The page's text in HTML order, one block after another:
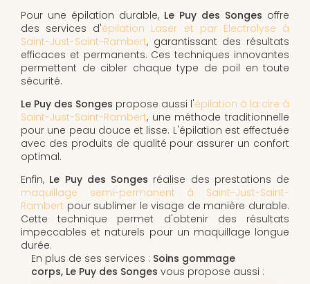
Pour une épilation durable, Le Puy des Songes offre
des services d'épilation Laser et par Electrolyse à
Saint-Just-Saint-Rambert, garantissant des résultats
efficaces et permanents. Ces techniques innovantes
permettent de cibler chaque type de poil en toute
sécurité.
Le Puy des Songes propose aussi l'épilation à la cire à
Saint-Just-Saint-Rambert, une méthode traditionnelle
pour une peau douce et lisse. L'épilation est effectuée
avec des produits de qualité pour assurer un confort
optimal.
Enfin, Le Puy des Songes réalise des prestations de
maquillage semi-permanent à Saint-Just-Saint-
Rambert pour sublimer le visage de manière durable.
Cette technique permet d'obtenir des résultats
impeccables et naturels pour un maquillage longue
durée.
En plus de ses services : Soins gommage
corps, Le Puy des Songes vous propose aussi :